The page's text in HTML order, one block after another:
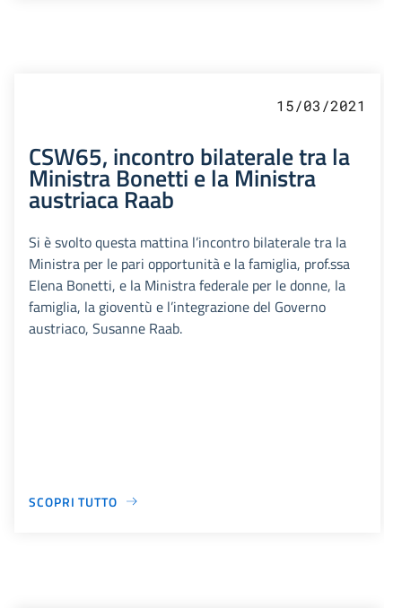
15/03/2021
CSW65, incontro bilaterale tra la
Ministra Bonetti e la Ministra
austriaca Raab
Si è svolto questa mattina l’incontro bilaterale tra la
Ministra per le pari opportunità e la famiglia, prof.ssa
Elena Bonetti, e la Ministra federale per le donne, la
famiglia, la gioventù e l’integrazione del Governo
austriaco, Susanne Raab.
SCOPRI TUTTO